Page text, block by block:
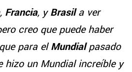
, Francia, yBrasila ver
creo que puede haber
para elMundialpasado
hizo un Mundial increíble y